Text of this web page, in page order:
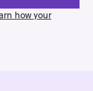
how your